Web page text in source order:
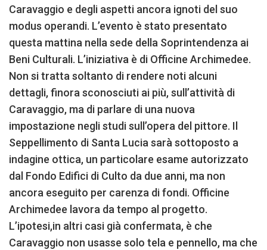
Caravaggio e degli aspetti ancora ignoti del suo
modus operandi. L’evento è stato presentato
questa mattina nella sede della Soprintendenza ai
Beni Culturali. L’iniziativa è di Officine Archimedee.
Non si tratta soltanto di rendere noti alcuni
dettagli, finora sconosciuti ai più, sull’attività di
Caravaggio, ma di parlare di una nuova
impostazione negli studi sull’opera del pittore. Il
Seppellimento di Santa Lucia sarà sottoposto a
indagine ottica, un particolare esame autorizzato
dal Fondo Edifici di Culto da due anni, ma non
ancora eseguito per carenza di fondi. Officine
Archimedee lavora da tempo al progetto.
L’ipotesi,in altri casi già confermata, è che
Caravaggio non usasse solo tela e pennello, ma che